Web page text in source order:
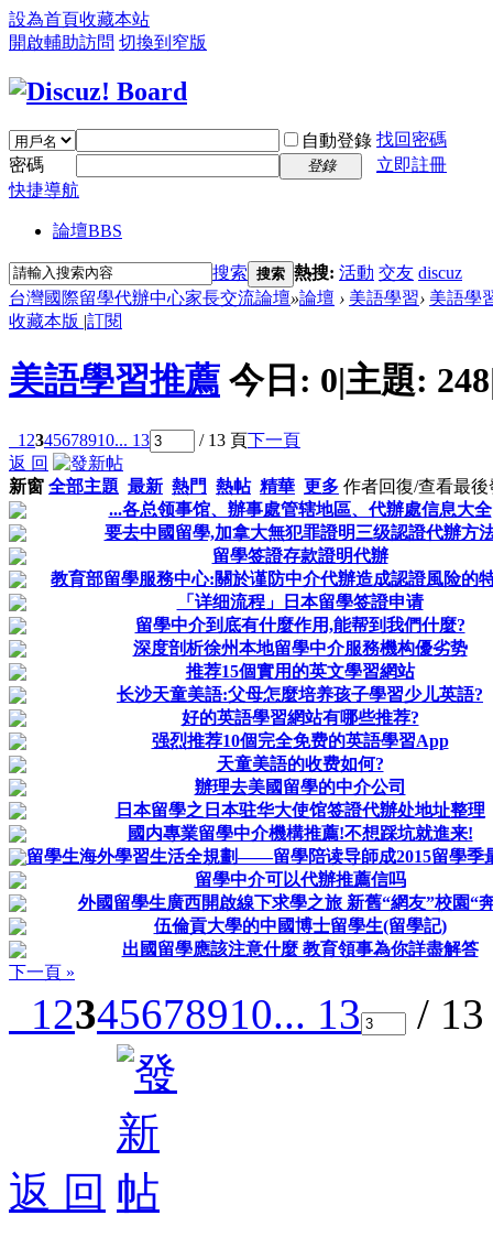
設為首頁收藏本站
開啟輔助訪問 切換到窄版
自動登錄 找回密碼
密碼
登錄
立即註冊
快捷導航
論壇BBS
搜索 搜索 熱搜: 活動 交友 discuz
台灣國際留學代辦中心家長交流論壇»論壇 › 美語學習› 美語學
收藏本版 |訂閱
美語學習推薦 今日: 0|主題: 248
1 2345678910... 13 / 13 頁下一頁
返 回
新窗 全部主題 最新 熱門 熱帖 精華 更多 作者回復/查看最後
...各总领事馆、辦事處管辖地區、代辦處信息大全
要去中國留學,加拿大無犯罪證明三级認證代辦方
留學签證存款證明代辦
教育部留學服務中心:關於谨防中介代辦造成認證風险的
「详细流程」日本留學签證申请
留學中介到底有什麼作用,能帮到我們什麼?
深度剖析徐州本地留學中介服務機构優劣势
推荐15個實用的英文學習網站
长沙天童美語:父母怎麼培养孩子學習少儿英語?
好的英語學習網站有哪些推荐?
强烈推荐10個完全免费的英語學習App
天童美語的收费如何?
辦理去美國留學的中介公司
日本留學之日本驻华大使馆签證代辦处地址整理
國内專業留學中介機構推薦!不想踩坑就進来!
留學生海外學習生活全規劃——留學陪读导師成2015留學季
留學中介可以代辦推薦信吗
外國留學生廣西開啟線下求學之旅 新舊“網友”校園“
伍倫貢大學的中國博士留學生(留學記)
出國留學應該注意什麼 教育領事為你詳盡解答
下一頁 »
12345678910... 13 /
返 回